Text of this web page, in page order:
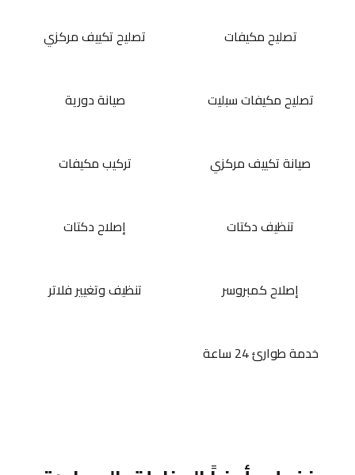
تصليح مكيفات تصليح تكييف مركزي
تصليح مكيفات سبليت صيانة دورية
صيانة تكييف مركزي تركيب مكيفات
تنظيف دكتات إصلاح دكتات
إصلاح كمبروسر تنظيف وتغيير فلاتر
خدمة طوارئ 24 ساعة